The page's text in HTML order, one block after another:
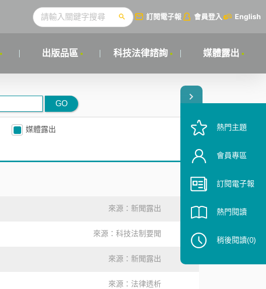
訂閱電子報 會員登入 English
出版品區 科技法律諮詢 媒體露出
GO
媒體露出
來源：新聞露出
來源：科技法制要聞
來源：新聞露出
來源：法律透析
熱門主題
會員專區
訂閱電子報
熱門閱讀
稍後閱讀(0)